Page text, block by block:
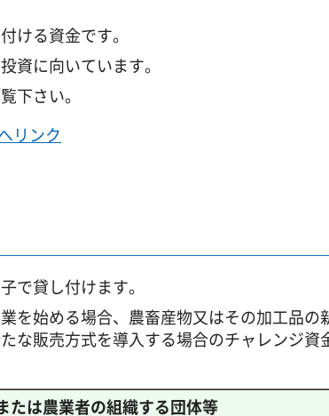
ける資金です。
資に向いています。
下さい。
リンク
で貸し付けます。
を始める場合、農畜産物又はその加工品の
な販売方式を導入する場合のチャレンジ資
たは農業者の組織する団体等